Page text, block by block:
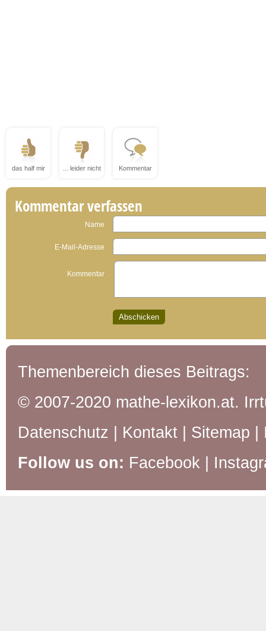
das half mir ... leider nicht Kommentar
Kommentar verfassen
Name
E-Mail-Adresse
Kommentar
Themenbereich dieses Beitrags:
© 2007-2020 mathe-lexikon.at.
Datenschutz
Kontakt Sitemap
Follow us on: Facebook